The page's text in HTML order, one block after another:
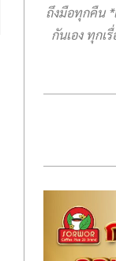
ถึงมือทุกคืน
กันเอง ทุกเ